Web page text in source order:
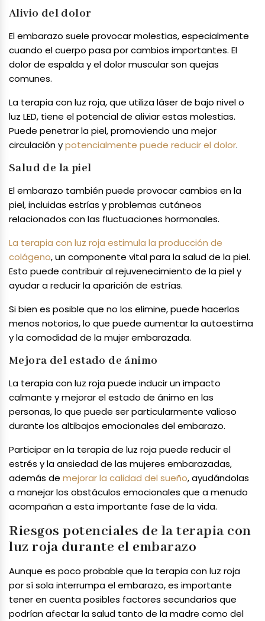
Alivio del dolor
El embarazo suele provocar molestias, especialmente
cuando el cuerpo pasa por cambios importantes. El
dolor de espalda y el dolor muscular son quejas
comunes.
La terapia con luz roja, que utiliza láser de bajo nivel o
luz LED, tiene el potencial de aliviar estas molestias.
Puede penetrar la piel, promoviendo una mejor
circulación ypotencialmente puede reducir el dolor.
Salud de la piel
El embarazo también puede provocar cambios en la
piel, incluidas estrías y problemas cutáneos
relacionados con las fluctuaciones hormonales.
La terapia con luz roja estimula la producción de
colágeno, un componente vital para la salud de la piel.
Esto puede contribuir al rejuvenecimiento de la piel y
ayudar a reducir la aparición de estrías.
Si bien es posible que no los elimine, puede hacerlos
menos notorios, lo que puede aumentar la autoestima
y la comodidad de la mujer embarazada.
Mejora del estado de ánimo
La terapia con luz roja puede inducir un impacto
calmante y mejorar el estado de ánimo en las
personas, lo que puede ser particularmente valioso
durante los altibajos emocionales del embarazo.
Participar en la terapia de luz roja puede reducir el
estrés y la ansiedad de las mujeres embarazadas,
además de mejorar la calidad del sueño, ayudándolas
a manejar los obstáculos emocionales que a menudo
acompañan a esta importante fase de la vida.
Riesgos potenciales de la terapia con
luz roja durante el embarazo
Aunque es poco probable que la terapia con luz roja
por sí sola interrumpa el embarazo, es importante
tener en cuenta posibles factores secundarios que
podrían afectar la salud tanto de la madre como del